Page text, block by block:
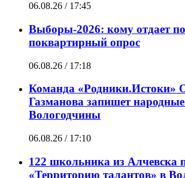
06.08.26 / 17:45
Выборы-2026: кому отдает
поквартирный опрос
06.08.26 / 17:18
Команда «Родники.Истоки»
Газманова запишет
Вологодчины
06.08.26 / 17:10
122 школьника из Алчевска
«Территорию талантов» в